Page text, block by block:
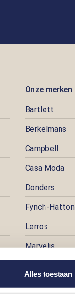
Alles toestaan
Onze merken
Bartlett
Berkelmans
Campbell
Casa Moda
Donders
Fynch-Hatton
Lerros
Marvelis